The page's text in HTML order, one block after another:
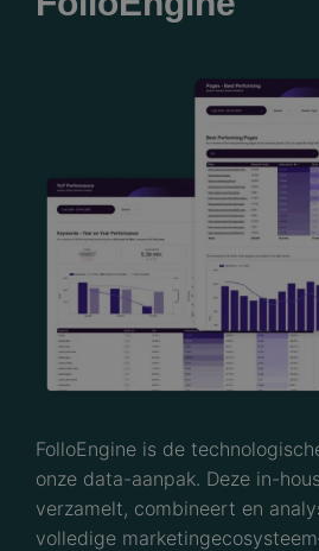
FolloEngine is de
onze data-aanpak. Deze in-
verzamelt, combineert en
volledige